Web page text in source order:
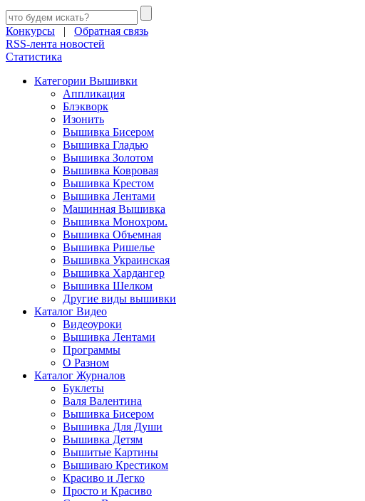
Конкурсы | Обратная связь
RSS-лента новостей
Статистика
Категории Вышивки
Аппликация
Блэкворк
Изонить
Вышивка Бисером
Вышивка Гладью
Вышивка Золотом
Вышивка Ковровая
Вышивка Крестом
Вышивка Лентами
Машинная Вышивка
Вышивка Монохром.
Вышивка Объемная
Вышивка Ришелье
Вышивка Украинская
Вышивка Хардангер
Вышивка Шелком
Другие виды вышивки
Каталог Видео
Видеоуроки
Вышивка Лентами
Программы
О Разном
Каталог Журналов
Буклеты
Валя Валентина
Вышивка Бисером
Вышивка Для Души
Вышивка Детям
Вышитые Картины
Вышиваю Крестиком
Красиво и Легко
Просто и Красиво